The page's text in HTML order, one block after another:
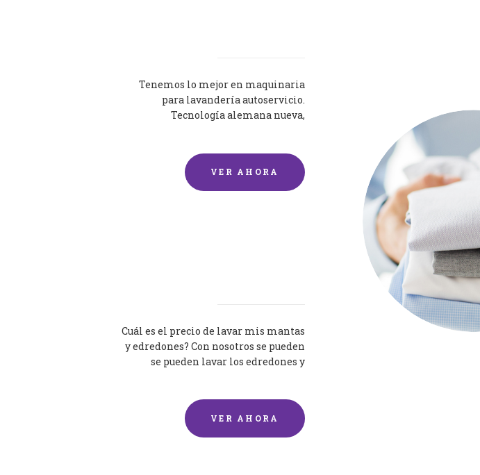
Tenemos lo mejor en maquinaria
para lavandería autoservicio.
Tecnología alemana nueva,
VER AHORA
Cuál es el precio de lavar mis mantas
y edredones? Con nosotros se pueden
se pueden lavar los edredones y
VER AHORA